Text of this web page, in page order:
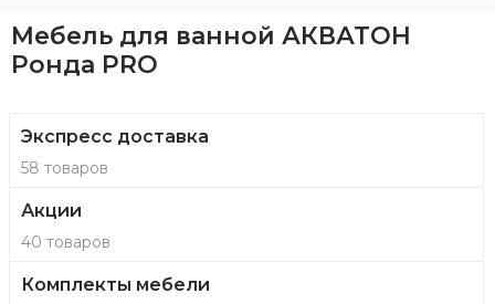
Мебель для ванной АКВАТОН
Ронда PRO
Экспресс доставка
58 товаров
Акции
40 товаров
Комплекты мебели